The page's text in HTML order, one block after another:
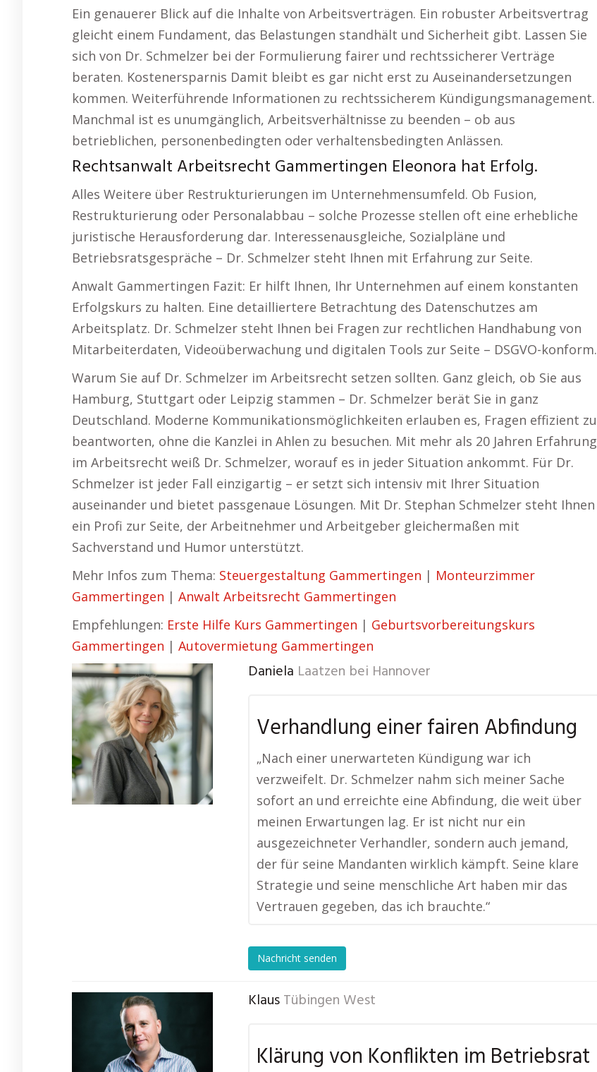
Ein genauerer Blick auf die Inhalte von Arbeitsverträgen. Ein robuster Arbeitsvertrag
gleicht einem Fundament, das Belastungen standhält und Sicherheit gibt. Lassen Sie
sich von Dr. Schmelzer bei der Formulierung fairer und rechtssicherer Verträge
beraten. Kostenersparnis Damit bleibt es gar nicht erst zu Auseinandersetzungen
kommen. Weiterführende Informationen zu rechtssicherem Kündigungsmanagement.
Manchmal ist es unumgänglich, Arbeitsverhältnisse zu beenden – ob aus
betrieblichen, personenbedingten oder verhaltensbedingten Anlässen.
Rechtsanwalt Arbeitsrecht Gammertingen Eleonora hat Erfolg.
Alles Weitere über Restrukturierungen im Unternehmensumfeld. Ob Fusion,
Restrukturierung oder Personalabbau – solche Prozesse stellen oft eine erhebliche
juristische Herausforderung dar. Interessenausgleiche, Sozialpläne und
Betriebsratsgespräche – Dr. Schmelzer steht Ihnen mit Erfahrung zur Seite.
Anwalt Gammertingen Fazit: Er hilft Ihnen, Ihr Unternehmen auf einem konstanten
Erfolgskurs zu halten. Eine detailliertere Betrachtung des Datenschutzes am
Arbeitsplatz. Dr. Schmelzer steht Ihnen bei Fragen zur rechtlichen Handhabung von
Mitarbeiterdaten, Videoüberwachung und digitalen Tools zur Seite – DSGVO-konform.
Warum Sie auf Dr. Schmelzer im Arbeitsrecht setzen sollten. Ganz gleich, ob Sie aus
Hamburg, Stuttgart oder Leipzig stammen – Dr. Schmelzer berät Sie in ganz
Deutschland. Moderne Kommunikationsmöglichkeiten erlauben es, Fragen effizient zu
beantworten, ohne die Kanzlei in Ahlen zu besuchen. Mit mehr als 20 Jahren Erfahrung
im Arbeitsrecht weiß Dr. Schmelzer, worauf es in jeder Situation ankommt. Für Dr.
Schmelzer ist jeder Fall einzigartig – er setzt sich intensiv mit Ihrer Situation
auseinander und bietet passgenaue Lösungen. Mit Dr. Stephan Schmelzer steht Ihnen
ein Profi zur Seite, der Arbeitnehmer und Arbeitgeber gleichermaßen mit
Sachverstand und Humor unterstützt.
Mehr Infos zum Thema: Steuergestaltung Gammertingen | Monteurzimmer
Gammertingen | Anwalt Arbeitsrecht Gammertingen
Empfehlungen: Erste Hilfe Kurs Gammertingen | Geburtsvorbereitungskurs
Gammertingen | Autovermietung Gammertingen
Daniela Laatzen bei Hannover
Verhandlung einer fairen Abfindung
„Nach einer unerwarteten Kündigung war ich
verzweifelt. Dr. Schmelzer nahm sich meiner Sache
sofort an und erreichte eine Abfindung, die weit über
meinen Erwartungen lag. Er ist nicht nur ein
ausgezeichneter Verhandler, sondern auch jemand,
der für seine Mandanten wirklich kämpft. Seine klare
Strategie und seine menschliche Art haben mir das
Vertrauen gegeben, das ich brauchte.“
Nachricht senden
KlausTübingen West
Klärung von Konflikten im Betriebsrat